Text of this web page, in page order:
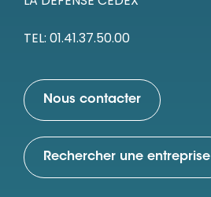
TEL: 01.41.37.50.00
Nous contacter
Rechercher une entreprise